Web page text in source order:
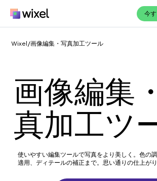
今
Wixel/画像編集・写真加工ツール
画像編集
真加工ツ
使いやすい編集ツールで写真をより美しく。色の
適用、ディテールの補正まで。思い通りの仕上がり